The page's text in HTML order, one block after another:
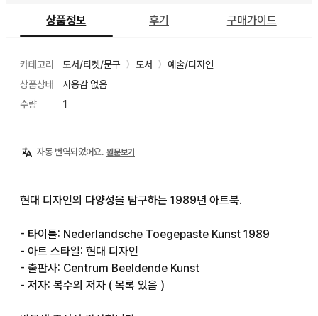
상품정보 후기 구매가이드
카테고리 도서/티켓/문구 〉 도서 〉
예술/디자인
상품상태
사용감 없음
수량
1
자동 번역되었어요. 원문보기
현대 디자인의 다양성을 탐구하는 1989년 아트북.
- 타이틀: Nederlandsche Toegepaste Kunst 1989
- 아트 스타일: 현대 디자인
- 출판사: Centrum Beeldende Kunst
- 저자: 복수의 저자 ( 목록 있음 )